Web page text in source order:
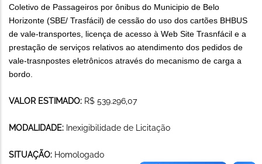
Coletivo de Passageiros por ônibus do Municipio de Belo
Horizonte (SBE/ Trasfácil) de cessão do uso dos cartões BHBUS
de vale-transportes, licença de acesso à Web Site Trasnfácil e a
prestação de serviços relativos ao atendimento dos pedidos de
vale-trasnpostes eletrônicos através do mecanismo de carga a
bordo.
VALOR ESTIMADO: R$ 539.296,07
MODALIDADE: Inexigibilidade de Licitação
SITUAÇÃO: Homologado